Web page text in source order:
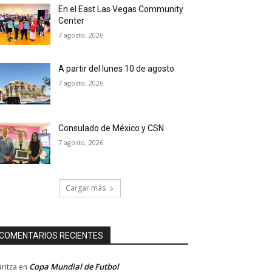
En el East Las Vegas Community
Center
7 agosto, 2026
A partir del lunes 10 de agosto
7 agosto, 2026
Consulado de México y CSN
7 agosto, 2026
Cargar más
RECIENTES
en Copa Mundial de Futbol